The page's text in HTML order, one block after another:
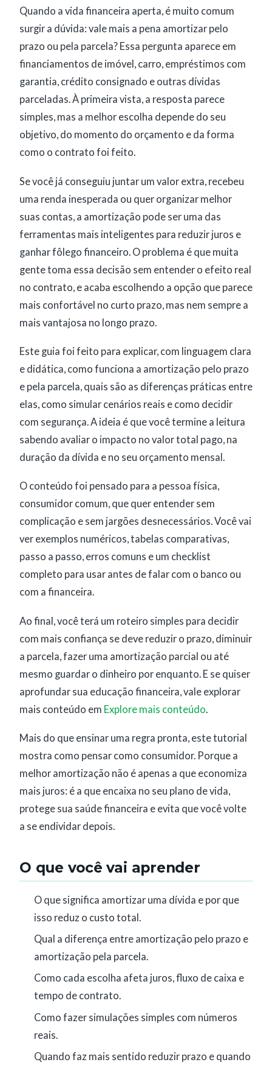
Quando a vida financeira aperta, é muito comum
surgir a dúvida: vale mais a pena amortizar pelo
prazo ou pela parcela? Essa pergunta aparece em
financiamentos de imóvel, carro, empréstimos com
garantia, crédito consignado e outras dívidas
parceladas. À primeira vista, a resposta parece
simples, mas a melhor escolha depende do seu
objetivo, do momento do orçamento e da forma
como o contrato foi feito.
Se você já conseguiu juntar um valor extra, recebeu
uma renda inesperada ou quer organizar melhor
suas contas, a amortização pode ser uma das
ferramentas mais inteligentes para reduzir juros e
ganhar fôlego financeiro. O problema é que muita
gente toma essa decisão sem entender o efeito real
no contrato, e acaba escolhendo a opção que parece
mais confortável no curto prazo, mas nem sempre a
mais vantajosa no longo prazo.
Este guia foi feito para explicar, com linguagem clara
e didática, como funciona a amortização pelo prazo
e pela parcela, quais são as diferenças práticas entre
elas, como simular cenários reais e como decidir
com segurança. A ideia é que você termine a leitura
sabendo avaliar o impacto no valor total pago, na
duração da dívida e no seu orçamento mensal.
O conteúdo foi pensado para a pessoa física,
consumidor comum, que quer entender sem
complicação e sem jargões desnecessários. Você vai
ver exemplos numéricos, tabelas comparativas,
passo a passo, erros comuns e um checklist
completo para usar antes de falar com o banco ou
com a financeira.
Ao final, você terá um roteiro simples para decidir
com mais confiança se deve reduzir o prazo, diminuir
a parcela, fazer uma amortização parcial ou até
mesmo guardar o dinheiro por enquanto. E se quiser
aprofundar sua educação financeira, vale explorar
mais conteúdo em Explore mais conteúdo.
Mais do que ensinar uma regra pronta, este tutorial
mostra como pensar como consumidor. Porque a
melhor amortização não é apenas a que economiza
mais juros: é a que encaixa no seu plano de vida,
protege sua saúde financeira e evita que você volte
a se endividar depois.
O que você vai aprender
O que significa amortizar uma dívida e por que
isso reduz o custo total.
Qual a diferença entre amortização pelo prazo e
amortização pela parcela.
Como cada escolha afeta juros, fluxo de caixa e
tempo de contrato.
Como fazer simulações simples com números
reais.
Quando faz mais sentido reduzir prazo e quando